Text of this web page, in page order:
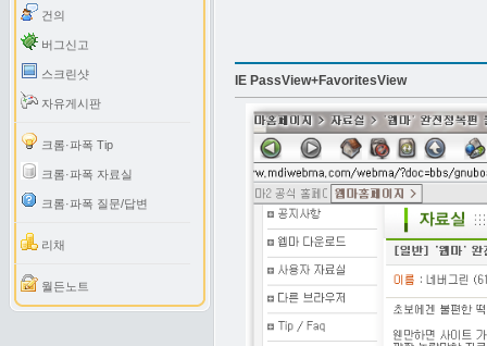
건의
버그신고
스크린샷
자유게시판
크롬·파폭 Tip
크롬·파폭 자료실
크롬·파폭 질문/답변
리채
월든노트
IE PassView+FavoritesView